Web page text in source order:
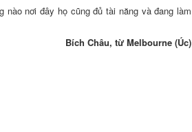
nơi đây họ cũng đủ tài năng và đang làm
Bích Châu, từ Melbourne (Úc)